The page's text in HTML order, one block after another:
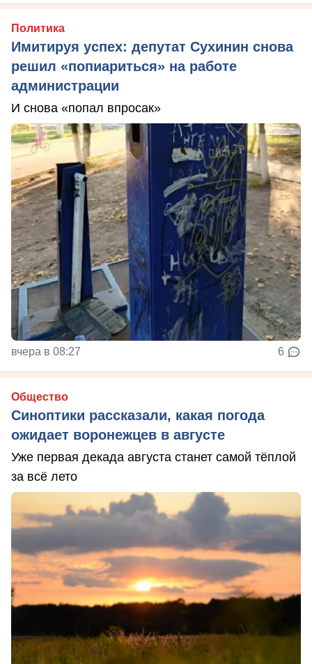
Политика
Имитируя успех: депутат Сухинин снова
решил «попиариться» на работе
администрации
И снова «попал впросак»
вчера в 08:27 6
Общество
Синоптики рассказали, какая погода
ожидает воронежцев в августе
Уже первая декада августа станет самой тёплой
за всё лето